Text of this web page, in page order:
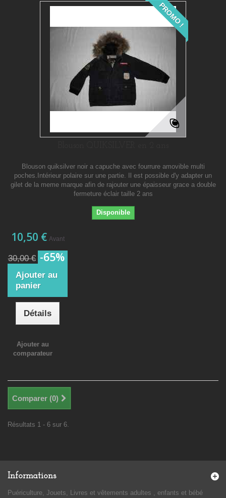
PROMO !
Blouson quiksilver noir a capuche avec fourrure amovible multi
poches.Intérieur polaire sur une partie. Il est possible d'y adapter un
gilet de la meme marque afin de rajouter une épaisseur grace a double
fermeture éclair taille 2 ans
Disponible
10,50 € Avant
30,00 € -65%
Ajouter au
panier
Détails
Ajouter au
comparateur
Comparer (0)
Résultats 1 - 6 sur 6.
Informations
Puériculture, Jouets, Livres et vêtements adultes , enfants et bébé